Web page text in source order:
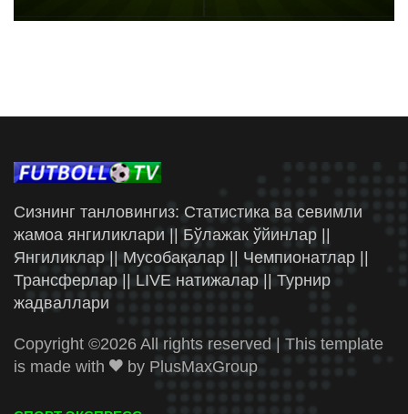
Сизнинг танловингиз: Статистика ва севимли
жамоа янгиликлари || Бўлажак ўйинлар ||
Янгиликлар || Мусобақалар || Чемпионатлар ||
Трансферлар || LIVE натижалар || Турнир
жадваллари
Copyright ©2026 All rights reserved | This template
is made with
by PlusMaxGroup